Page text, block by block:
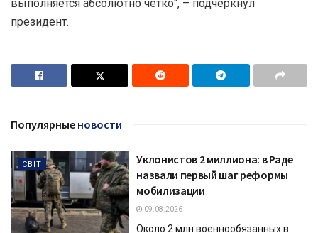
выполняется абсолютно четко", – подчеркнул
президент.
Популярные новости
СВІТ
Уклонистов 2 миллиона: в Раде
назвали первый шаг реформы
мобилизации
09.08.2026
Около 2 млн военнообязанных в...